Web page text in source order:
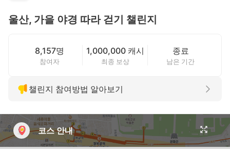
울산, 가을 야경 따라 걷기 챌린지
8,157명
참여자
1,000,000 캐시
최종 보상
종료
남은 기간
챌린지 참여방법 알아보기
코스 안내